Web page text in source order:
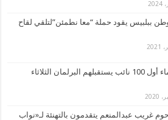
ببلبيس يقود حملة “معا نطمئن”لتلقي لقاح
ننشر أسماء أول 100 نائب يستقبلهم البرلمان الثلاثاء
غريب عبدالمنعم يتقدمون بالتهنئة لـ«نواب